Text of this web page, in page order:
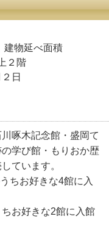
建物延べ面積
２階
日
啄木記念館・盛岡て
学び館・もりおか歴
ています。
ちお好きな4館に入
お好きな2館に入館